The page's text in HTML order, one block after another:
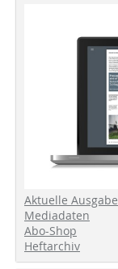
Aktuelle Ausgabe
Mediadaten
Abo-Shop
Heftarchiv